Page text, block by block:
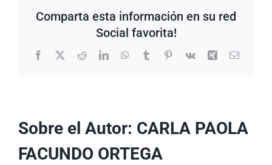
Comparta esta información en su red
Social favorita!
Facebook
X RedditLinkedInWhatsApp
TumblrPinterest
Vk Xing Correo
Sobre el Autor: CARLA PAOLA
FACUNDO ORTEGA